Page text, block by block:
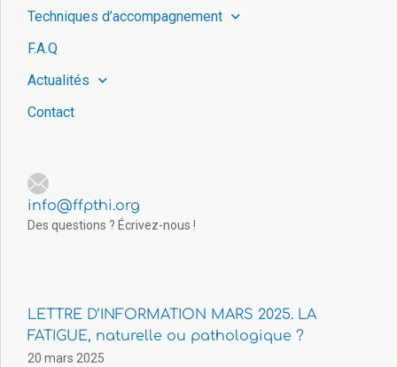
Techniques d’accompagnement
F.A.Q
Actualités
Contact
info@ffpthi.org
Des questions ? Écrivez-nous !
LETTRE D’INFORMATION MARS 2025. LA
FATIGUE, naturelle ou pathologique ?
20 mars 2025